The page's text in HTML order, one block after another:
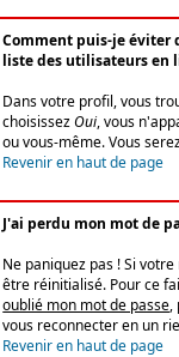
Comment puis-je éviter
liste des utilisateurs en
Dans votre profil, vous
choisissezOui, vous
ou vous-même. Vous
Revenir en haut de page
J'ai perdu mon mot de
Ne paniquez pas ! Si
être réinitialisé. Pour ce
oublié mon mot de passe,
vous reconnecter en un
Revenir en haut de page